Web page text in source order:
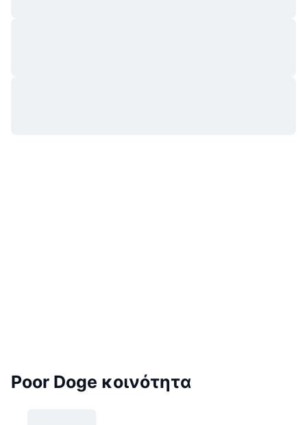
Poor Doge κοινότητα